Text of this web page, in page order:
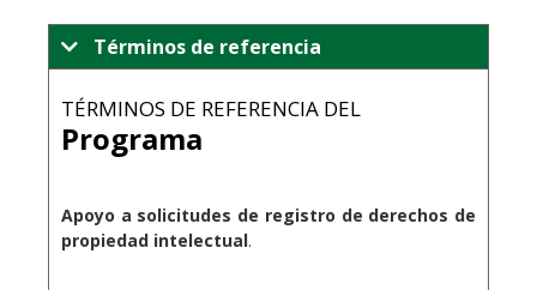
Términos de referencia
TÉRMINOS DE REFERENCIA DEL
Programa
Apoyo a solicitudes de registro de derechos de
propiedad intelectual.